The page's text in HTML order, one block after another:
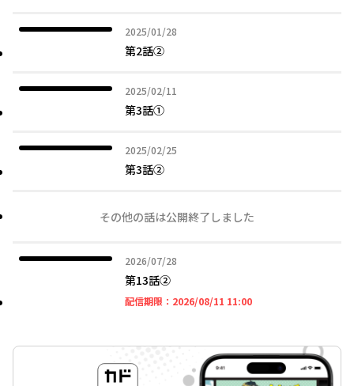
2025/01/28
2025年01月28日
第2話②
2025/02/11
2025年02月11日
第3話①
2025/02/25
2025年02月25日
第3話②
その他の話は公開終了しました
2026/07/28
2026年07月28日
第13話②
配信期限： 2026/08/11 11:002026年08月11日 11時